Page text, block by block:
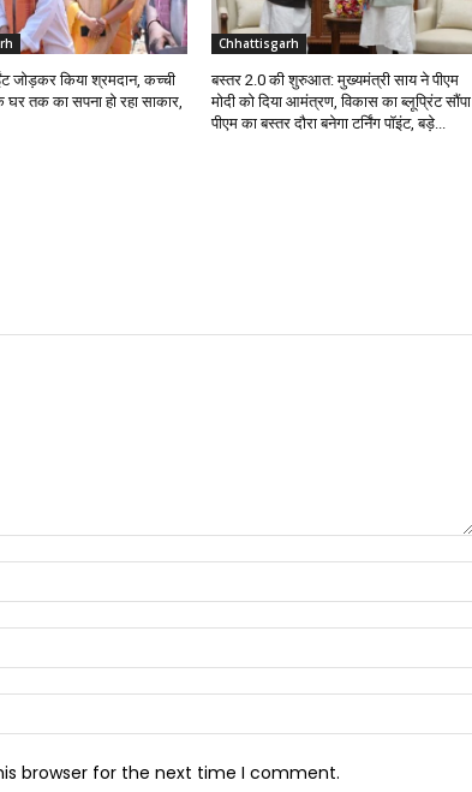
जोड़कर किया श्रमदान, कच्ची
तक का सपना हो रहा साकार,
Chhattisgarh
बस्तर 2.0 की शुरुआत: मुख्यमंत्री साय ने पीएम
मोदी को दिया आमंत्रण, विकास का ब्लूप्रिंट सौंपा
पीएम का बस्तर दौरा बनेगा टर्निंग पॉइंट, बड़े...
browser for the next time I comment.